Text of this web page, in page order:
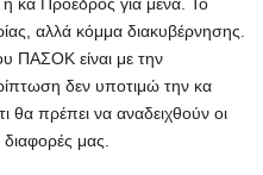
αλλά κόμμα διακυβέρνησης.
ΠΑΣΟΚ είναι με την
δεν υποτιμώ την κα
θα πρέπει να αναδειχθούν οι
διαφορές μας.